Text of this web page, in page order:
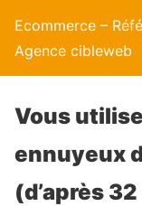
Ecommerce –
Agence cibleweb
Vous
ennuyeux
(d’après